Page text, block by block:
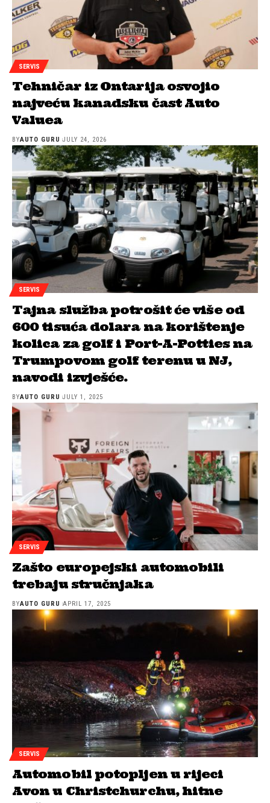
SERVIS
Tehničar iz Ontarija osvojio
najveću kanadsku čast Auto
Valuea
BYAUTO GURU JULY 24, 2026
SERVIS
Tajna služba potrošit će više od
600 tisuća dolara na korištenje
kolica za golf i Port-A-Potties na
Trumpovom golf terenu u NJ,
navodi izvješće.
BYAUTO GURU JULY 1, 2025
SERVIS
Zašto europejski automobili
trebaju stručnjaka
BYAUTO GURU APRIL 17, 2025
SERVIS
Automobil potopljen u rijeci
Avon u Christchurchu, hitne